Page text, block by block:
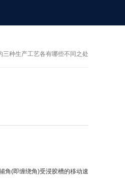
三种生产工艺各有哪些不同之处
(即缠绕角)受浸胶槽的移动速